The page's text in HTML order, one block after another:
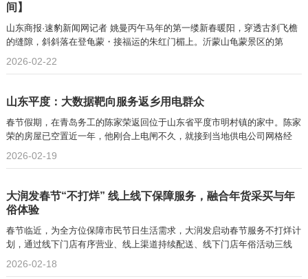
间】
山东商报·速豹新闻网记者 姚曼丙午马年的第一缕新春暖阳，穿透古刹飞檐
的缝隙，斜斜落在登龟蒙・接福运的朱红门楣上。沂蒙山龟蒙景区的第
2026-02-22
山东平度：大数据靶向服务返乡用电群众
春节假期，在青岛务工的陈家荣返回位于山东省平度市明村镇的家中。陈家
荣的房屋已空置近一年，他刚合上电闸不久，就接到当地供电公司网格经
2026-02-19
大润发春节“不打烊” 线上线下保障服务，融合年货采买与年
俗体验
春节临近，为全方位保障市民节日生活需求，大润发启动春节服务不打烊计
划，通过线下门店有序营业、线上渠道持续配送、线下门店年俗活动三线
2026-02-18